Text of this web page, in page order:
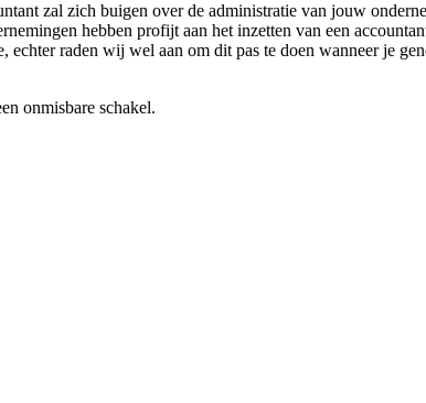
zal zich buigen over de administratie van jouw
hebben profijt aan het inzetten van een
raden wij wel aan om dit pas te doen wanneer je
onmisbare schakel.